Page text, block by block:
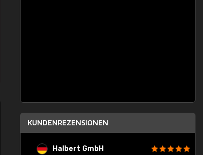
KUNDENREZENSIONEN
Halbert GmbH